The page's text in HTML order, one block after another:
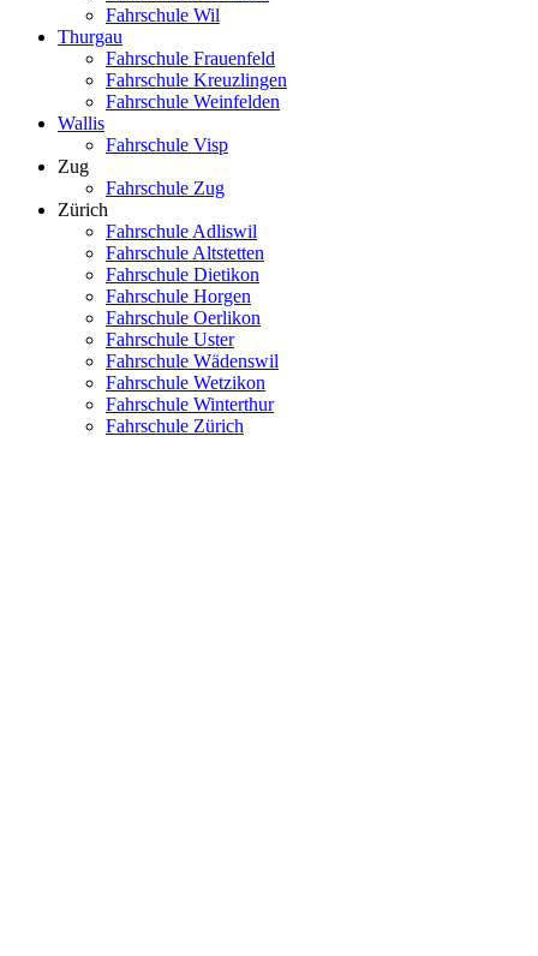
Fahrschule Wil
Thurgau
Fahrschule Frauenfeld
Fahrschule Kreuzlingen
Fahrschule Weinfelden
Wallis
Fahrschule Visp
Zug
Fahrschule Zug
Zürich
Fahrschule Adliswil
Fahrschule Altstetten
Fahrschule Dietikon
Fahrschule Horgen
Fahrschule Oerlikon
Fahrschule Uster
Fahrschule Wädenswil
Fahrschule Wetzikon
Fahrschule Winterthur
Fahrschule Zürich